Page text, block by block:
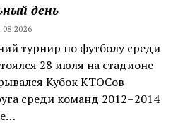
день
турнир по футболу среди
28 июля на стадионе
Кубок КТОСов
среди команд 2012–2014